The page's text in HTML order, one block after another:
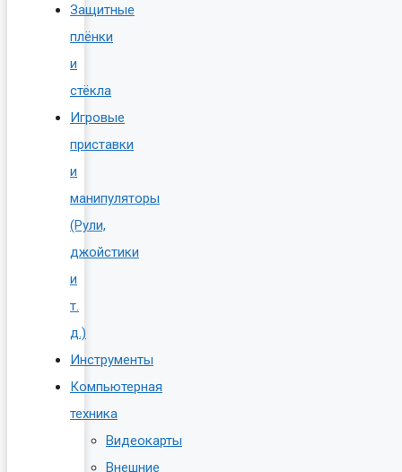
Защитные
плёнки
и
стёкла
Игровые
приставки
и
манипуляторы
(Рули,
джойстики
и
т.
д.)
Инструменты
Компьютерная
техника
Видеокарты
Внешние